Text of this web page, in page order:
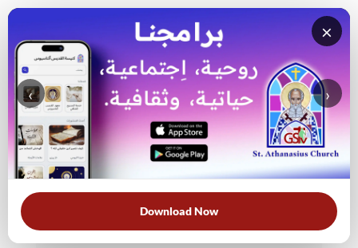
×
‹ ›
Download Now
قناة الراعي الصالح
بحث في
الويبسايت
بحث في الكتاب